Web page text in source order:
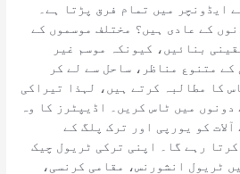
ایڈونچر میں تمام فرق پڑتا ہے۔
کے عادی ہیں؟ مختلف موسموں کے
بنائیں، کیونکہ موسم غیر
متنوع مناظر، ساحل سے لے کر
کا مطالبہ کرتے ہیں، لہذا تیراکی
میں ٹاس کریں۔ اڈیپٹرز کا وہ
کو یورپی اور ترک پلگ کے
رہے گا۔ اپنی ترکی ٹریول چیک
ٹریول انشورنس، مقامی کرنسی،